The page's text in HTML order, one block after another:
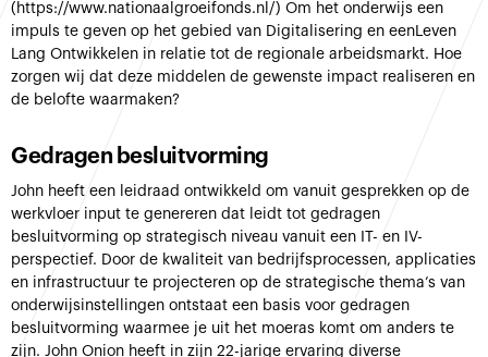
(https://www.nationaalgroeifonds.nl/) Om het onderwijs een
impuls te geven op het gebied van Digitalisering en eenLeven
Lang Ontwikkelen in relatie tot de regionale arbeidsmarkt. Hoe
zorgen wij dat deze middelen de gewenste impact realiseren en
de belofte waarmaken?
Gedragen besluitvorming
John heeft een leidraad ontwikkeld om vanuit gesprekken op de
werkvloer input te genereren dat leidt tot gedragen
besluitvorming op strategisch niveau vanuit een IT- en IV-
perspectief. Door de kwaliteit van bedrijfsprocessen, applicaties
en infrastructuur te projecteren op de strategische thema’s van
onderwijsinstellingen ontstaat een basis voor gedragen
besluitvorming waarmee je uit het moeras komt om anders te
zijn. John Onion heeft in zijn 22-jarige ervaring diverse